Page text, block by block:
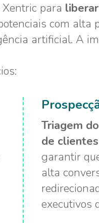
para
com alta
artificial. A
Triagem
de
garantir
alta
executivos